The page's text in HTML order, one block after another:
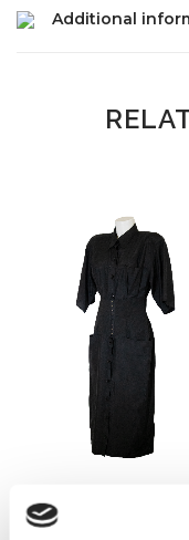
Additional
dress with bustier